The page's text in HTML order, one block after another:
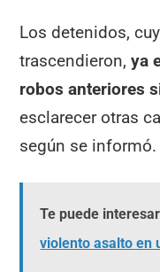
Los detenidos,
trascendieron,ya
robos anteriores
esclarecer otras
según se informó.
Te puede interesar
violento asalto en